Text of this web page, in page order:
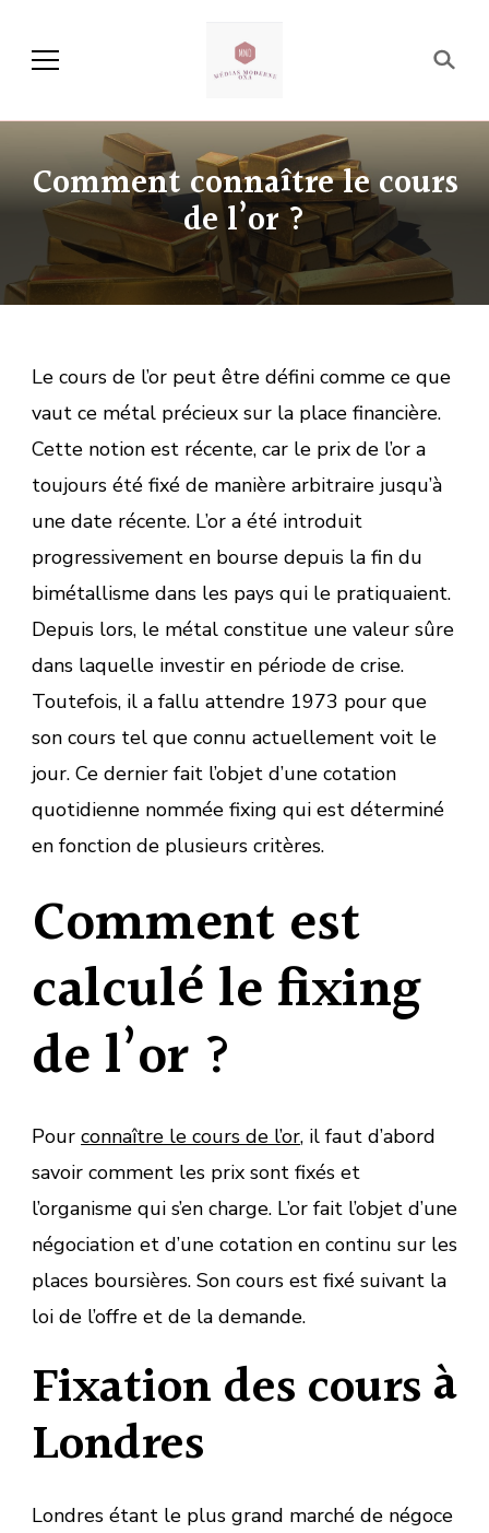
Média Moderne OXA
Comment connaître le cours
de l’or ?
Le cours de l’or peut être défini comme ce que
vaut ce métal précieux sur la place financière.
Cette notion est récente, car le prix de l’or a
toujours été fixé de manière arbitraire jusqu’à
une date récente. L’or a été introduit
progressivement en bourse depuis la fin du
bimétallisme dans les pays qui le pratiquaient.
Depuis lors, le métal constitue une valeur sûre
dans laquelle investir en période de crise.
Toutefois, il a fallu attendre 1973 pour que
son cours tel que connu actuellement voit le
jour. Ce dernier fait l’objet d’une cotation
quotidienne nommée fixing qui est déterminé
en fonction de plusieurs critères.
Comment est
calculé le fixing
de l’or ?
Pour connaître le cours de l’or, il faut d’abord
savoir comment les prix sont fixés et
l’organisme qui s’en charge. L’or fait l’objet d’une
négociation et d’une cotation en continu sur les
places boursières. Son cours est fixé suivant la
loi de l’offre et de la demande.
Fixation des cours à
Londres
Londres étant le plus grand marché de négoce